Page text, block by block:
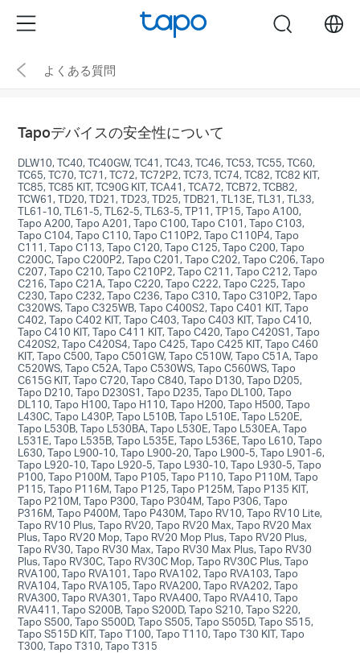
the
navigation
Menu search
よくある質問
Tapoデバイスの安全性について
DLW10, TC40, TC40GW, TC41, TC43, TC46, TC53, TC55, TC60,
TC65, TC70, TC71, TC72, TC72P2, TC73, TC74, TC82, TC82 KIT,
TC85, TC85 KIT, TC90G KIT, TCA41, TCA72, TCB72, TCB82,
TCW61, TD20, TD21, TD23, TD25, TDB21, TL13E, TL31, TL33,
TL61-10, TL61-5, TL62-5, TL63-5, TP11, TP15, Tapo A100,
Tapo A200, Tapo A201, Tapo C100, Tapo C101, Tapo C103,
Tapo C104, Tapo C110, Tapo C110P2, Tapo C110P4, Tapo
C111, Tapo C113, Tapo C120, Tapo C125, Tapo C200, Tapo
C200C, Tapo C200P2, Tapo C201, Tapo C202, Tapo C206, Tapo
C207, Tapo C210, Tapo C210P2, Tapo C211, Tapo C212, Tapo
C216, Tapo C21A, Tapo C220, Tapo C222, Tapo C225, Tapo
C230, Tapo C232, Tapo C236, Tapo C310, Tapo C310P2, Tapo
C320WS, Tapo C325WB, Tapo C400S2, Tapo C401 KIT, Tapo
C402, Tapo C402 KIT, Tapo C403, Tapo C403 KIT, Tapo C410,
Tapo C410 KIT, Tapo C411 KIT, Tapo C420, Tapo C420S1, Tapo
C420S2, Tapo C420S4, Tapo C425, Tapo C425 KIT, Tapo C460
KIT, Tapo C500, Tapo C501GW, Tapo C510W, Tapo C51A, Tapo
C520WS, Tapo C52A, Tapo C530WS, Tapo C560WS, Tapo
C615G KIT, Tapo C720, Tapo C840, Tapo D130, Tapo D205,
Tapo D210, Tapo D230S1, Tapo D235, Tapo DL100, Tapo
DL110, Tapo H100, Tapo H110, Tapo H200, Tapo H500, Tapo
L430C, Tapo L430P, Tapo L510B, Tapo L510E, Tapo L520E,
Tapo L530B, Tapo L530BA, Tapo L530E, Tapo L530EA, Tapo
L531E, Tapo L535B, Tapo L535E, Tapo L536E, Tapo L610, Tapo
L630, Tapo L900-10, Tapo L900-20, Tapo L900-5, Tapo L901-6,
Tapo L920-10, Tapo L920-5, Tapo L930-10, Tapo L930-5, Tapo
P100, Tapo P100M, Tapo P105, Tapo P110, Tapo P110M, Tapo
P115, Tapo P116M, Tapo P125, Tapo P125M, Tapo P135 KIT,
Tapo P210M, Tapo P300, Tapo P304M, Tapo P306, Tapo
P316M, Tapo P400M, Tapo P430M, Tapo RV10, Tapo RV10 Lite,
Tapo RV10 Plus, Tapo RV20, Tapo RV20 Max, Tapo RV20 Max
Plus, Tapo RV20 Mop, Tapo RV20 Mop Plus, Tapo RV20 Plus,
Tapo RV30, Tapo RV30 Max, Tapo RV30 Max Plus, Tapo RV30
Plus, Tapo RV30C, Tapo RV30C Mop, Tapo RV30C Plus, Tapo
RVA100, Tapo RVA101, Tapo RVA102, Tapo RVA103, Tapo
RVA104, Tapo RVA105, Tapo RVA200, Tapo RVA202, Tapo
RVA300, Tapo RVA301, Tapo RVA400, Tapo RVA410, Tapo
RVA411, Tapo S200B, Tapo S200D, Tapo S210, Tapo S220,
Tapo S500, Tapo S500D, Tapo S505, Tapo S505D, Tapo S515,
Tapo S515D KIT, Tapo T100, Tapo T110, Tapo T30 KIT, Tapo
T300, Tapo T310, Tapo T315